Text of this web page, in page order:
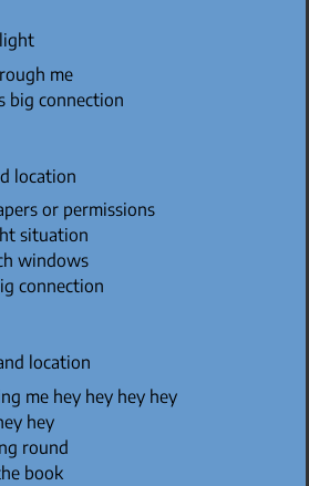
me
big connection
location
or permissions
situation
windows
connection
location
me hey hey hey hey
hey
round
book